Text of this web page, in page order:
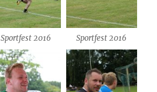
Sportfest 2016 Sportfest 2016